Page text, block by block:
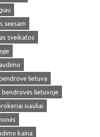
seesam
sveikatos
lietuva
bendrovės lietuvoje
siauliai
kaina